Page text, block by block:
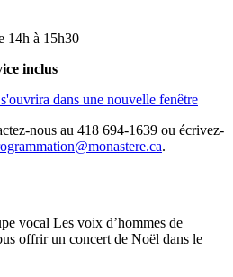
14h à 15h30
inclus
dans une nouvelle fenêtre
nous au 418 694-1639 ou écrivez-
.
vocal Les voix d’hommes de
offrir un concert de Noël dans le